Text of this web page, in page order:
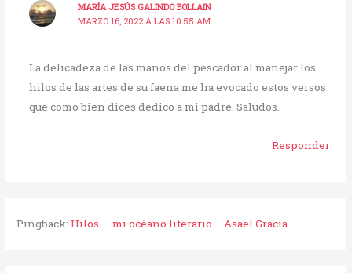
MARÍA JESÚS GALINDO BOLLAIN
MARZO 16, 2022 A LAS 10:55 AM
La delicadeza de las manos del pescador al manejar los
hilos de las artes de su faena me ha evocado estos versos
que como bien dices dedico a mi padre. Saludos.
Responder
Pingback:Hilos — mi océano literario – Asael Gracia